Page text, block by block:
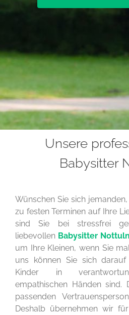
Unsere
Babysitter
Wünschen Sie sich
zu festen Terminen auf Ihre
sind Sie bei stressfrei
liebevollen Babysitter Nottuln
um Ihre Kleinen, wenn Sie
uns können Sie sich
Kinder in
empathischen Händen sind.
passenden
Deshalb übernehmen wir